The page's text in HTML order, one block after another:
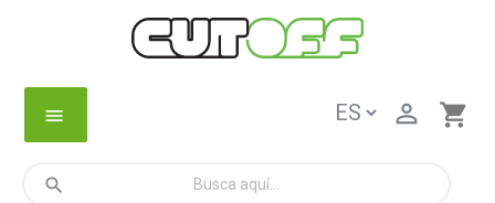
menu shopping_cart

search